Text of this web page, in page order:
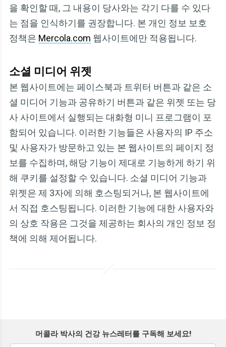
을 확인할 때, 그 내용이 당사와는 각기 다를 수 있다
는 점을 인식하기를 권장합니다. 본 개인 정보 보호
정책은 Mercola.com 웹사이트에만 적용됩니다.
소셜 미디어 위젯
본 웹사이트에는 페이스북과 트위터 버튼과 같은 소
셜 미디어 기능과 공유하기 버튼과 같은 위젯 또는 당
사 사이트에서 실행되는 대화형 미니 프로그램이 포
함되어 있습니다. 이러한 기능들은 사용자의 IP 주소
및 사용자가 방문하고 있는 본 웹사이트의 페이지 정
보를 수집하며, 해당 기능이 제대로 기능하게 하기 위
해 쿠키를 설정할 수 있습니다. 소셜 미디어 기능과
위젯은 제 3자에 의해 호스팅되거나, 본 웹사이트에
서 직접 호스팅됩니다. 이러한 기능에 대한 사용자와
의 상호 작용은 그것을 제공하는 회사의 개인 정보 정
책에 의해 제어됩니다.
머콜라 박사의 건강 뉴스레터를 구독해 보세요!